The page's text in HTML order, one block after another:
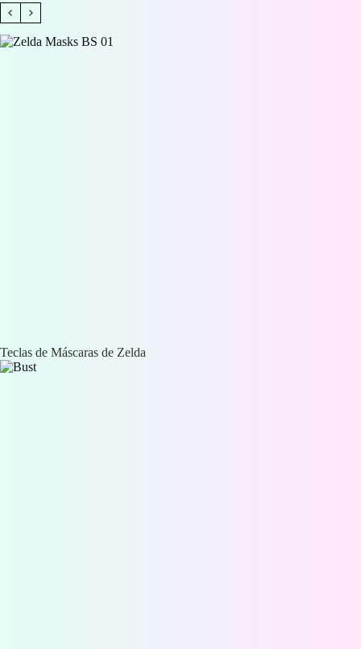
Teclas de Máscaras de Zelda